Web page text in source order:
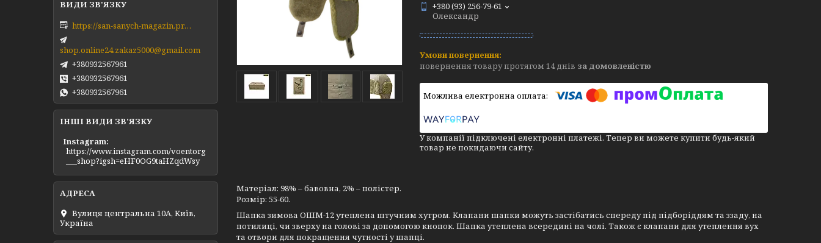
+380 (93) 256-79-61
Олександр
повернення товару протягом 14 днів за домовленістю
У компанії підключені електронні платежі. Тепер ви можете купити будь-який
товар не покидаючи сайту.
Матеріал: 98% – бавовна, 2% – полістер.
Розмір: 55-60.
Шапка зимова ОШМ-12 утеплена штучним хутром. Клапани шапки можуть застібатись спереду під підборіддям та ззаду, на
потилиці, чи зверху на голові за допомогою кнопок. Шапка утеплена всередині на чолі. Також є клапани для утеплення вух
та отвори для покращення чутності у шапці.
https://san-sanych-magazin.prom.ua/ua/
shop.online24.zakaz5000@gmail.com
+380932567961
+380932567961
+380932567961
ІНШІ ВИДИ ЗВ'ЯЗКУ
Instagram
https://www.instagram.com/voentorg
___shop?igsh=eHF0OG9taHZqdWsy
Вулиця центральна 10А, Київ,
Україна